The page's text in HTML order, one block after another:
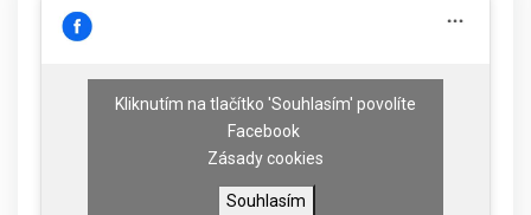
Kliknutím na tlačítko 'Souhlasím' povolíte
Facebook
Zásady cookies
Souhlasím